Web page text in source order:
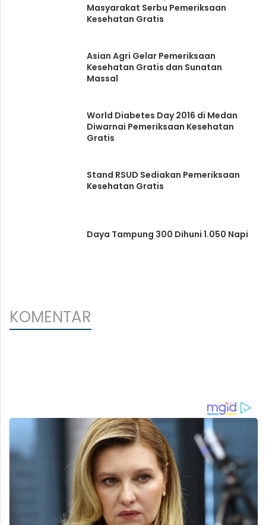
Masyarakat Serbu Pemeriksaan
Kesehatan Gratis
Asian Agri Gelar Pemeriksaan
Kesehatan Gratis dan Sunatan
Massal
World Diabetes Day 2016 di Medan
Diwarnai Pemeriksaan Kesehatan
Gratis
Stand RSUD Sediakan Pemeriksaan
Kesehatan Gratis
Daya Tampung 300 Dihuni 1.050 Napi
KOMENTAR